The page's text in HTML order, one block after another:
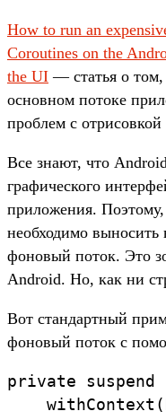
How to run an
Coroutines on the
the UI — статья о том,
основном потоке
проблем с
Все знают, что
графического
приложения.
необходимо выносить
фоновый поток. Это
Android. Но, как ни
Вот стандартный
фоновый поток с
private